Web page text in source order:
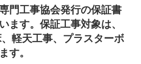
門工事協会発行の保証書
ます。保証工事対象は、
軽天工事、プラスターボ
す。